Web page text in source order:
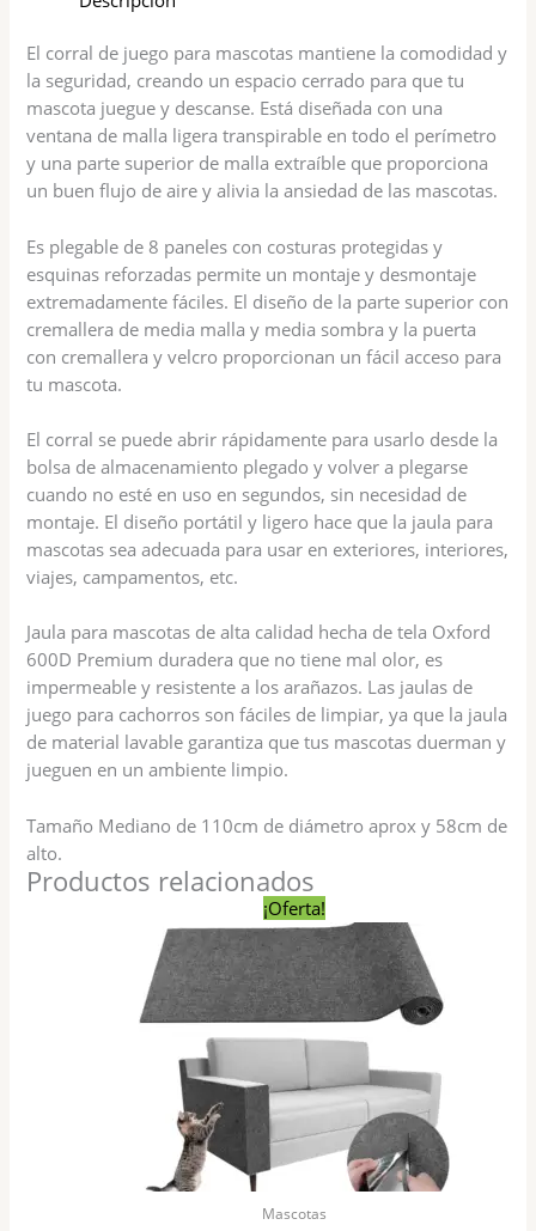
El corral de juego para mascotas mantiene la comodidad y
la seguridad, creando un espacio cerrado para que tu
mascota juegue y descanse. Está diseñada con una
ventana de malla ligera transpirable en todo el perímetro
y una parte superior de malla extraíble que proporciona
un buen flujo de aire y alivia la ansiedad de las mascotas.
Es plegable de 8 paneles con costuras protegidas y
esquinas reforzadas permite un montaje y desmontaje
extremadamente fáciles. El diseño de la parte superior con
cremallera de media malla y media sombra y la puerta
con cremallera y velcro proporcionan un fácil acceso para
tu mascota.
El corral se puede abrir rápidamente para usarlo desde la
bolsa de almacenamiento plegado y volver a plegarse
cuando no esté en uso en segundos, sin necesidad de
montaje. El diseño portátil y ligero hace que la jaula para
mascotas sea adecuada para usar en exteriores, interiores,
viajes, campamentos, etc.
Jaula para mascotas de alta calidad hecha de tela Oxford
600D Premium duradera que no tiene mal olor, es
impermeable y resistente a los arañazos. Las jaulas de
juego para cachorros son fáciles de limpiar, ya que la jaula
de material lavable garantiza que tus mascotas duerman y
jueguen en un ambiente limpio.
Tamaño Mediano de 110cm de diámetro aprox y 58cm de
alto.
Productos relacionados
¡Oferta!
Mascotas
precio
original
era:
$ 650,00.
precio
actual
es:
$ 430,00.